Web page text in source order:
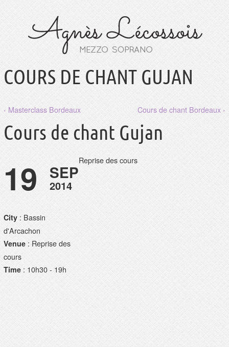
COURS DE CHANT GUJAN
‹ Masterclass Bordeaux Cours de chant Bordeaux ›
Cours de chant Gujan
19 SEP
2014
City: Bassin
d'Arcachon
Venue: Reprise des
cours
Time: 10h30 - 19h
Reprise des cours